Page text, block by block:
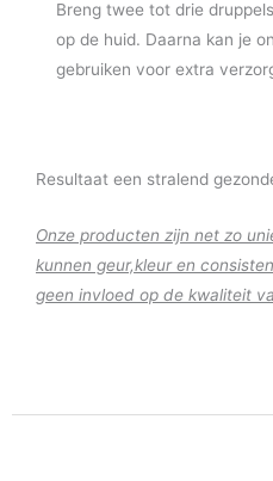
Breng twee tot drie
op de huid. Daarna kan je
gebruiken voor extra
Resultaat een stralend
Onze producten zijn net zo
kunnen geur,kleur en
geen invloed op de kwaliteit